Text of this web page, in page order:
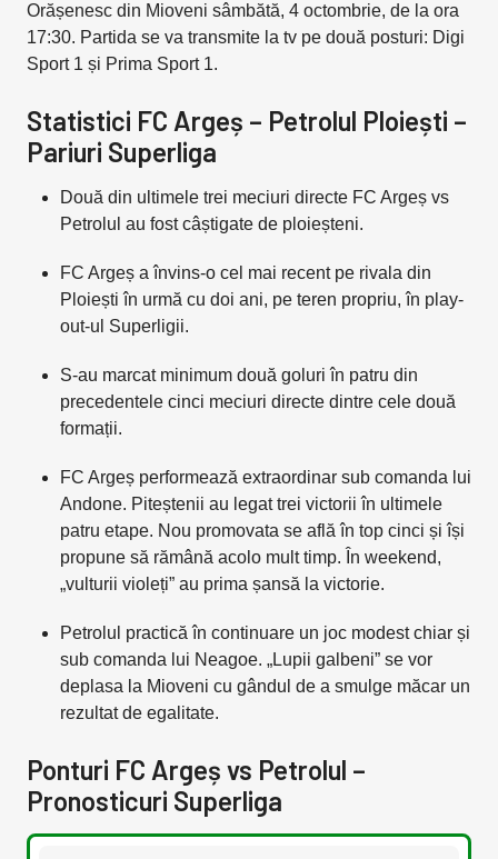
Orășenesc din Mioveni sâmbătă, 4 octombrie, de la ora
17:30. Partida se va transmite la tv pe două posturi: Digi
Sport 1 și Prima Sport 1.
Statistici FC Argeș – Petrolul Ploiești –
Pariuri Superliga
Două din ultimele trei meciuri directe FC Argeș vs
Petrolul au fost câștigate de ploieșteni.
FC Argeș a învins-o cel mai recent pe rivala din
Ploiești în urmă cu doi ani, pe teren propriu, în play-
out-ul Superligii.
S-au marcat minimum două goluri în patru din
precedentele cinci meciuri directe dintre cele două
formații.
FC Argeș performează extraordinar sub comanda lui
Andone. Piteștenii au legat trei victorii în ultimele
patru etape. Nou promovata se află în top cinci și își
propune să rămână acolo mult timp. În weekend,
„vulturii violeți” au prima șansă la victorie.
Petrolul practică în continuare un joc modest chiar și
sub comanda lui Neagoe. „Lupii galbeni” se vor
deplasa la Mioveni cu gândul de a smulge măcar un
rezultat de egalitate.
Ponturi FC Argeș vs Petrolul –
Pronosticuri Superliga